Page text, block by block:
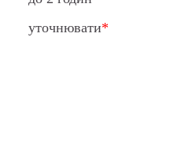
уточнювати*